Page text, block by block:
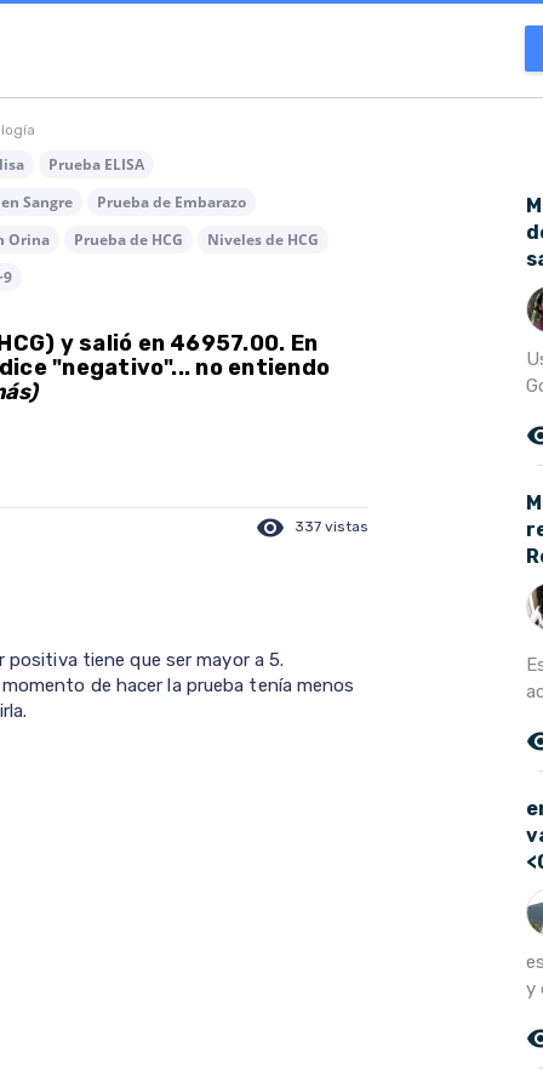
Prueba ELISA
Sangre
Prueba de Embarazo
Orina Prueba de HCG
Niveles de HCG
y salió en 46957.00. En
"negativo"... no entiendo
visibility 337 vistas
tiene que ser mayor a 5.
de hacer la prueba tenía menos
y